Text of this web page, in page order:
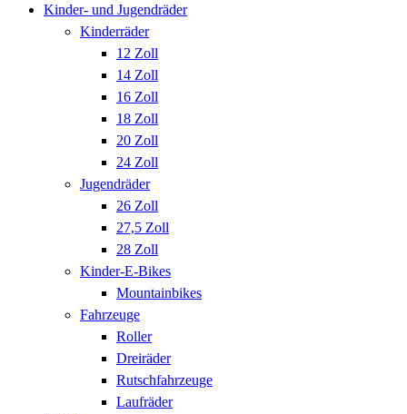
Kinder- und Jugendräder
Kinderräder
12 Zoll
14 Zoll
16 Zoll
18 Zoll
20 Zoll
24 Zoll
Jugendräder
26 Zoll
27,5 Zoll
28 Zoll
Kinder-E-Bikes
Mountainbikes
Fahrzeuge
Roller
Dreiräder
Rutschfahrzeuge
Laufräder